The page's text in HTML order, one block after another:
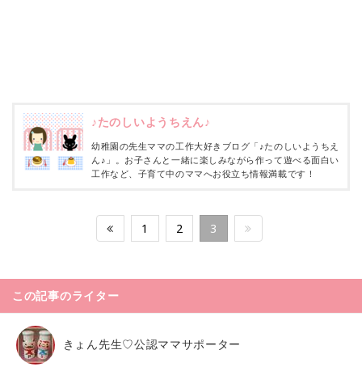
♪たのしいようちえん♪
幼稚園の先生ママの工作大好きブログ「♪たのしいようちえ
ん♪」。お子さんと一緒に楽しみながら作って遊べる面白い
工作など、子育て中のママへお役立ち情報満載です！
1 2 3
この記事のライター
きょん先生♡公認ママサポーター